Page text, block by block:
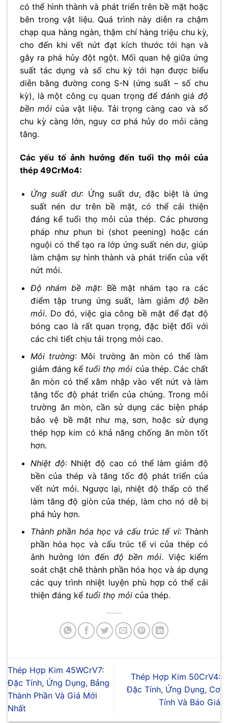
có thể hình thành và phát triển trên bề mặt hoặc
bên trong vật liệu. Quá trình này diễn ra chậm
chạp qua hàng ngàn, thậm chí hàng triệu chu kỳ,
cho đến khi vết nứt đạt kích thước tới hạn và
gây ra phá hủy đột ngột. Mối quan hệ giữa ứng
suất tác dụng và số chu kỳ tới hạn được biểu
diễn bằng đường cong S-N (ứng suất – số chu
kỳ), là một công cụ quan trọng để đánh giá độ
bền mỏicủa vật liệu. Tải trọng càng cao và số
chu kỳ càng lớn, nguy cơ phá hủy do mỏi càng
tăng.
Các yếu tố ảnh hưởng đến tuổi thọ mỏi của
thép 49CrMo4:
Ứng suất dư: Ứng suất dư, đặc biệt là ứng
suất nén dư trên bề mặt, có thể cải thiện
đáng kể tuổi thọ mỏi của thép. Các phương
pháp như phun bi (shot peening) hoặc cán
nguội có thể tạo ra lớp ứng suất nén dư, giúp
làm chậm sự hình thành và phát triển của vết
nứt mỏi.
Độ nhám bề mặt: Bề mặt nhám tạo ra các
điểm tập trung ứng suất, làm giảmđộ bền
mỏi. Do đó, việc gia công bề mặt để đạt độ
bóng cao là rất quan trọng, đặc biệt đối với
các chi tiết chịu tải trọng mỏi cao.
Môi trường: Môi trường ăn mòn có thể làm
giảm đáng kể tuổi thọ mỏi của thép. Các chất
ăn mòn có thể xâm nhập vào vết nứt và làm
tăng tốc độ phát triển của chúng. Trong môi
trường ăn mòn, cần sử dụng các biện pháp
bảo vệ bề mặt như mạ, sơn, hoặc sử dụng
thép hợp kim có khả năng chống ăn mòn tốt
hơn.
Nhiệt độ: Nhiệt độ cao có thể làm giảm độ
bền của thép và tăng tốc độ phát triển của
vết nứt mỏi. Ngược lại, nhiệt độ thấp có thể
làm tăng độ giòn của thép, làm cho nó dễ bị
phá hủy hơn.
Thành phần hóa học và cấu trúc tế vi: Thành
phần hóa học và cấu trúc tế vi của thép có
ảnh hưởng lớn đến độ bền mỏi. Việc kiểm
soát chặt chẽ thành phần hóa học và áp dụng
các quy trình nhiệt luyện phù hợp có thể cải
thiện đáng kể tuổi thọ mỏicủa thép.
Thép Hợp Kim 45WCrV7:
Đặc Tính, Ứng Dụng, Bảng
Thành Phần Và Giá Mới
Nhất
Thép Hợp Kim 50CrV4:
Đặc Tính, Ứng Dụng, Cơ
Tính Và Báo Giá